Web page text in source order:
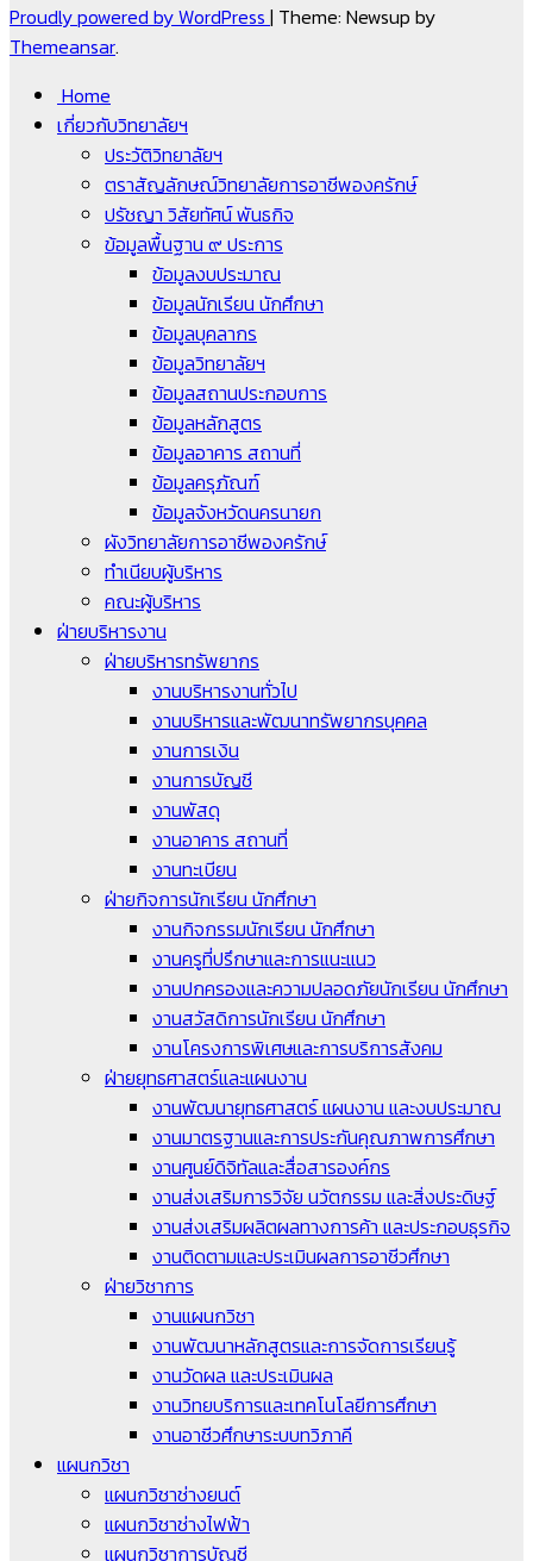
Proudly powered by WordPress | Theme: Newsup by
Themeansar.
Home
เกี่ยวกับวิทยาลัยฯ
ประวัติวิทยาลัยฯ
ตราสัญลักษณ์วิทยาลัยการอาชีพองครักษ์
ปรัชญา วิสัยทัศน์ พันธกิจ
ข้อมูลพื้นฐาน ๙ ประการ
ข้อมูลงบประมาณ
ข้อมูลนักเรียน นักศึกษา
ข้อมูลบุคลากร
ข้อมูลวิทยาลัยฯ
ข้อมูลสถานประกอบการ
ข้อมูลหลักสูตร
ข้อมูลอาคาร สถานที่
ข้อมูลครุภัณฑ์
ข้อมูลจังหวัดนครนายก
ผังวิทยาลัยการอาชีพองครักษ์
ทำเนียบผู้บริหาร
คณะผู้บริหาร
ฝ่ายบริหารงาน
ฝ่ายบริหารทรัพยากร
งานบริหารงานทั่วไป
งานบริหารและพัฒนาทรัพยากรบุคคล
งานการเงิน
งานการบัญชี
งานพัสดุ
งานอาคาร สถานที่
งานทะเบียน
ฝ่ายกิจการนักเรียน นักศึกษา
งานกิจกรรมนักเรียน นักศึกษา
งานครูที่ปรึกษาและการแนะแนว
งานปกครองและความปลอดภัยนักเรียน นักศึกษา
งานสวัสดิการนักเรียน นักศึกษา
งานโครงการพิเศษและการบริการสังคม
ฝ่ายยุทธศาสตร์และแผนงาน
งานพัฒนายุทธศาสตร์ แผนงาน และงบประมาณ
งานมาตรฐานและการประกันคุณภาพการศึกษา
งานศูนย์ดิจิทัลและสื่อสารองค์กร
งานส่งเสริมการวิจัย นวัตกรรม และสิ่งประดิษฐ์
งานส่งเสริมผลิตผลทางการค้า และประกอบธุรกิจ
งานติดตามและประเมินผลการอาชีวศึกษา
ฝ่ายวิชาการ
งานแผนกวิชา
งานพัฒนาหลักสูตรและการจัดการเรียนรู้
งานวัดผล และประเมินผล
งานวิทยบริการและเทคโนโลยีการศึกษา
งานอาชีวศึกษาระบบทวิภาคี
แผนกวิชา
แผนกวิชาช่างยนต์
แผนกวิชาช่างไฟฟ้า
แผนกวิชาการบัญชี